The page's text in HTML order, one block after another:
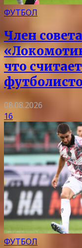
ФУТБОЛ
Член
что
08.08.2026
16
ФУТБОЛ